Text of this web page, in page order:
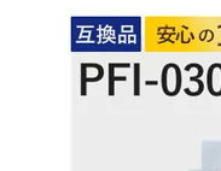
初心者用セット
キャノンインク
エプソンインク